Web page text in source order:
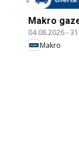
Makro
04.08.2026-
Makro